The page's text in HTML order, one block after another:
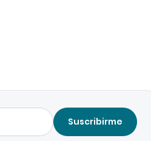
Suscribirme